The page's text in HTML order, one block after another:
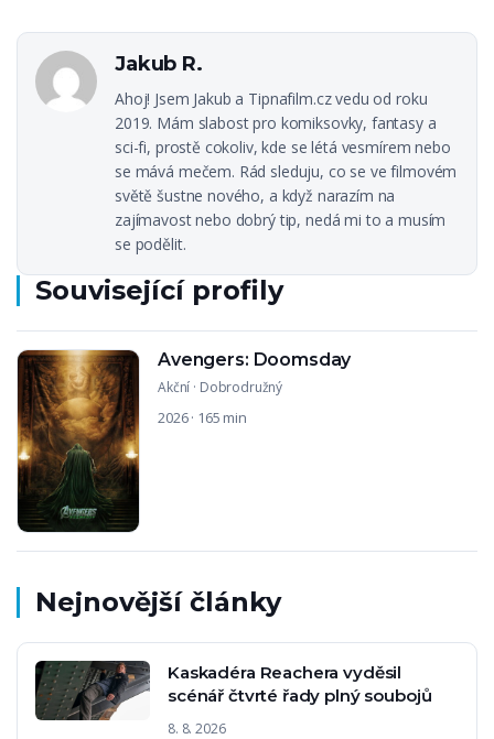
Jakub R.
Ahoj! Jsem Jakub a Tipnafilm.cz vedu od roku
2019. Mám slabost pro komiksovky, fantasy a
sci-fi, prostě cokoliv, kde se létá vesmírem nebo
se mává mečem. Rád sleduju, co se ve filmovém
světě šustne nového, a když narazím na
zajímavost nebo dobrý tip, nedá mi to a musím
se podělit.
Související profily
Avengers: Doomsday
Akční · Dobrodružný
2026 · 165 min
Nejnovější články
Kaskadéra Reachera vyděsil
scénář čtvrté řady plný soubojů
8. 8. 2026